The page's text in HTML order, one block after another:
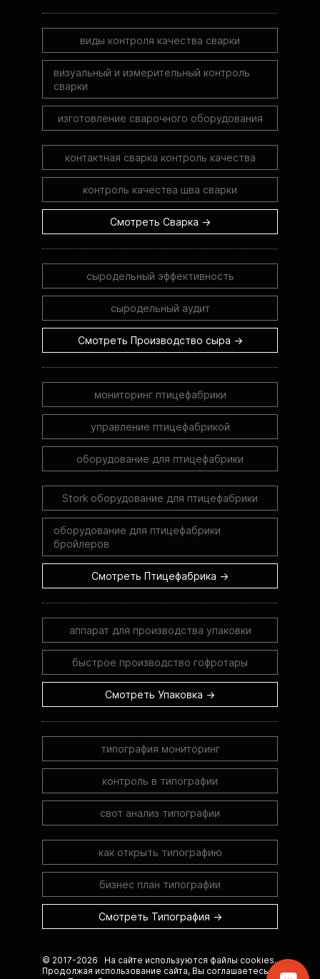
виды контроля качества сварки
визуальный и измерительный контроль
сварки
изготовление сварочного оборудования
контактная сварка контроль качества
контроль качества шва сварки
Смотреть Сварка →
сыродельный эффективность
сыродельный аудит
Смотреть Производство сыра →
мониторинг птицефабрики
управление птицефабрикой
оборудование для птицефабрики
Stork оборудование для птицефабрики
оборудование для птицефабрики
бройлеров
Смотреть Птицефабрика →
аппарат для производства упаковки
быстрое производство гофротары
Смотреть Упаковка →
типография мониторинг
контроль в типографии
свот анализ типографии
как открыть типографию
бизнес план типографии
Смотреть Типография →
© 2017-2026 На сайте используются файлы cookies.
Продолжая использование сайта, Вы соглашаетесь с